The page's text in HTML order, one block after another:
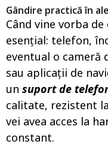
Gândire practică în
Când vine vorba
esențial: telefon,
eventual o cameră
sau aplicații de
un suport de
calitate, rezistent
vei avea acces la
constant.